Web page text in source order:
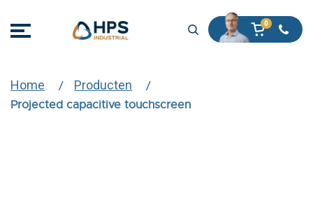
Home Producten
Projected capacitive touchscreen